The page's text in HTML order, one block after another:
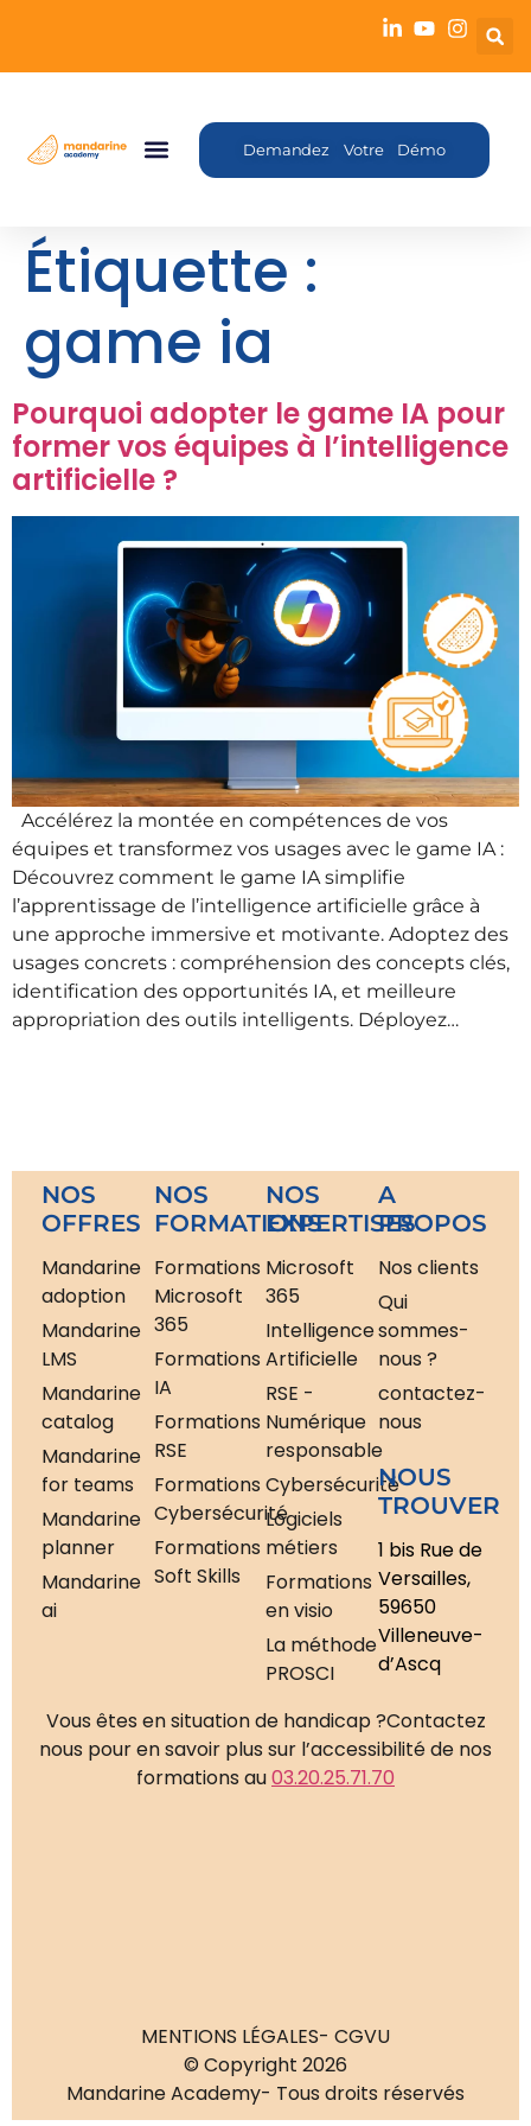
Demandez Votre Démo
Étiquette :
game ia
Pourquoi adopter le game IA pour
former vos équipes à l’intelligence
artificielle ?
Accélérez la montée en compétences de vos
équipes et transformez vos usages avec le game IA :
Découvrez comment le game IA simplifie
l’apprentissage de l’intelligence artificielle grâce à
une approche immersive et motivante. Adoptez des
usages concrets : compréhension des concepts clés,
identification des opportunités IA, et meilleure
appropriation des outils intelligents. Déployez…
NOS
OFFRES
Mandarine
adoption
Mandarine
LMS
Mandarine
catalog
Mandarine
for teams
Mandarine
planner
Mandarine
ai
NOS
FORMATIONS
Formations
Microsoft
365
Formations
IA
Formations
RSE
Formations
Cybersécurité
Formations
Soft Skills
NOS
EXPERTISES
Microsoft
365
Intelligence
Artificielle
RSE -
Numérique
responsable
Cybersécurité
Logiciels
métiers
Formations
en visio
La méthode
PROSCI
A
PROPOS
Nos clients
Qui
sommes-
nous ?
contactez-
nous
NOUS
TROUVER
1 bis Rue de
Versailles,
59650
Villeneuve-
d’Ascq
Vous êtes en situation de handicap ?Contactez
nous pour en savoir plus sur l’accessibilité de nos
formations au03.20.25.71.70
MENTIONS LÉGALES- CGVU
© Copyright 2026
Mandarine Academy- Tous droits réservés